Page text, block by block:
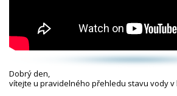
Dobrý den,
vítejte u pravidelného přehledu stavu vody v